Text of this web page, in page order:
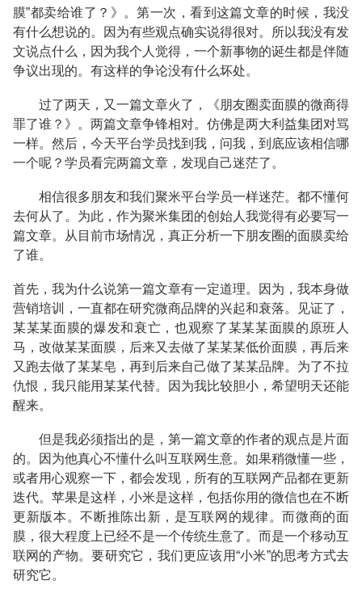
膜”都卖给谁了？》。第一次，看到这篇文章的时候，我没
有什么想说的。因为有些观点确实说得很对。所以我没有发
文说点什么，因为我个人觉得，一个新事物的诞生都是伴随
争议出现的。有这样的争论没有什么坏处。
过了两天，又一篇文章火了，《朋友圈卖面膜的微商得
罪了谁？》。两篇文章争锋相对。仿佛是两大利益集团对骂
一样。然后，今天平台学员找到我，问我，到底应该相信哪
一个呢？学员看完两篇文章，发现自己迷茫了。
相信很多朋友和我们聚米平台学员一样迷茫。都不懂何
去何从了。为此，作为聚米集团的创始人我觉得有必要写一
篇文章。从目前市场情况，真正分析一下朋友圈的面膜卖给
了谁。
首先，我为什么说第一篇文章有一定道理。因为，我本身做
营销培训，一直都在研究微商品牌的兴起和衰落。见证了，
某某某面膜的爆发和衰亡，也观察了某某某面膜的原班人
马，改做某某面膜，后来又去做了某某某低价面膜，再后来
又跑去做了某某皂，再到后来自己做了某某品牌。为了不拉
仇恨，我只能用某某代替。因为我比较胆小，希望明天还能
醒来。
但是我必须指出的是，第一篇文章的作者的观点是片面
的。因为他真心不懂什么叫互联网生意。如果稍微懂一些，
或者用心观察一下，都会发现，所有的互联网产品都在更新
迭代。苹果是这样，小米是这样，包括你用的微信也在不断
更新版本。不断推陈出新，是互联网的规律。而微商的面
膜，很大程度上已经不是一个传统生意了。而是一个移动互
联网的产物。要研究它，我们更应该用“小米”的思考方式去
研究它。